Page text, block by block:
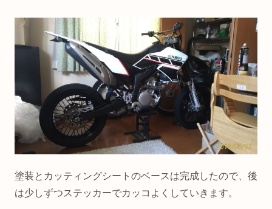
塗装とカッティングシートのベースは完成したので、後
は少しずつステッカーでカッコよくしていきます。